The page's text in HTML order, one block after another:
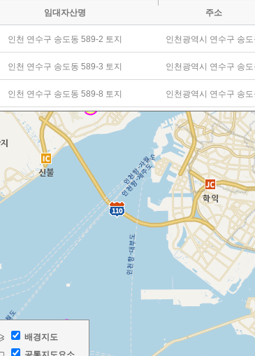
임대자산명 주소
인천 연수구 송도동 589-2 토지 인천광역시 연수구 송도
인천 연수구 송도동 589-3 토지 인천광역시 연수구 송도
인천 연수구 송도동 589-8 토지 인천광역시 연수구 송도